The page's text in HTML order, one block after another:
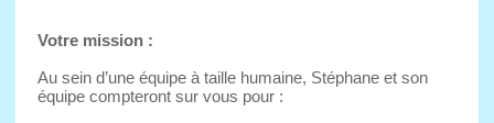
Votre mission :
Au sein d’une équipe à taille humaine, Stéphane et son
équipe compteront sur vous pour :